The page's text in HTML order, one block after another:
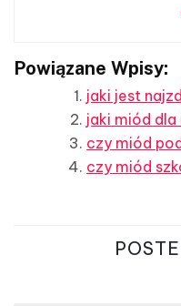
Powiązane Wpisy:
jaki jest
jaki miód dla
czy miód
czy miód